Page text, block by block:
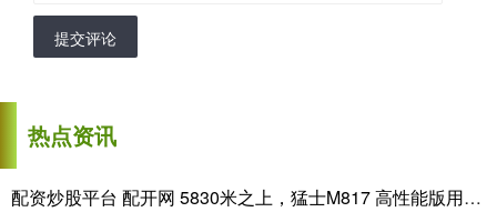
提交评论
热点资讯
配资炒股平台 配开网 5830米之上，猛士M817 高性能版用华为乾崑智驾ADS 5攀珠峰